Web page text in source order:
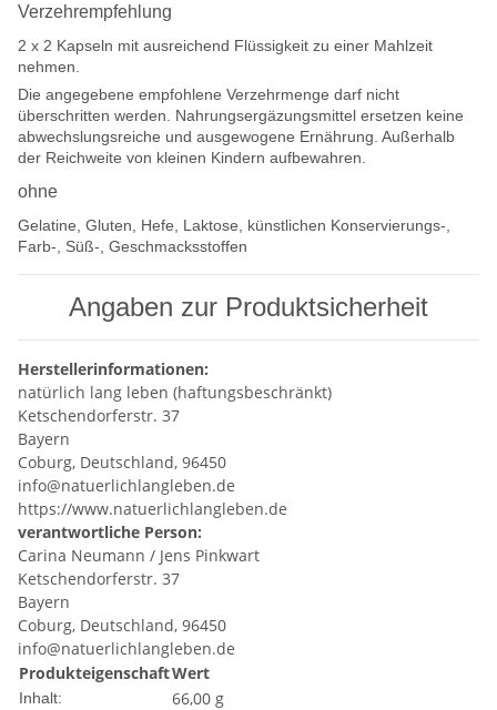
Verzehrempfehlung
2 x 2 Kapseln mit ausreichend Flüssigkeit zu einer Mahlzeit
nehmen.
Die angegebene empfohlene Verzehrmenge darf nicht
überschritten werden. Nahrungsergäzungsmittel ersetzen keine
abwechslungsreiche und ausgewogene Ernährung. Außerhalb
der Reichweite von kleinen Kindern aufbewahren.
ohne
Gelatine, Gluten, Hefe, Laktose, künstlichen Konservierungs-,
Farb-, Süß-, Geschmacksstoffen
Angaben zur Produktsicherheit
Herstellerinformationen:
natürlich lang leben (haftungsbeschränkt)
Ketschendorferstr. 37
Bayern
Coburg, Deutschland, 96450
info@natuerlichlangleben.de
https://www.natuerlichlangleben.de
verantwortliche Person:
Carina Neumann / Jens Pinkwart
Ketschendorferstr. 37
Bayern
Coburg, Deutschland, 96450
info@natuerlichlangleben.de
ProdukteigenschaftWert
Inhalt:
66,00 g